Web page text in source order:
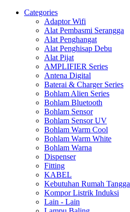
Categories
Adaptor Wifi
Alat Pembasmi Serangga
Alat Penghangat
Alat Penghisap Debu
Alat Pijat
AMPLIFIER Series
Antena Digital
Baterai & Charger Series
Bohlam Alien Series
Bohlam Bluetooth
Bohlam Sensor
Bohlam Sensor UV
Bohlam Warm Cool
Bohlam Warm White
Bohlam Warna
Dispenser
Fitting
KABEL
Kebutuhan Rumah Tangga
Kompor Listrik Induksi
Lain - Lain